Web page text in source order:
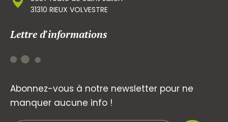
31310 RIEUX VOLVESTRE
Lettre d'informations
Abonnez-vous à notre newsletter pour ne
manquer aucune info !